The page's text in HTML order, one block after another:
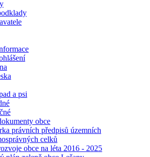
a psi
obce
právních předpisů územních
celků
obce na léta 2016 - 2025